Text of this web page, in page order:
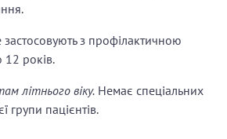
застосовують з профілактичною
12 років.
літнього віку. Немає спеціальних
групи пацієнтів.